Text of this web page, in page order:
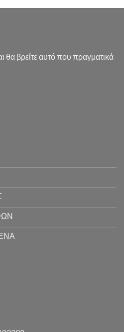
θα βρείτε αυτό που πραγματικά